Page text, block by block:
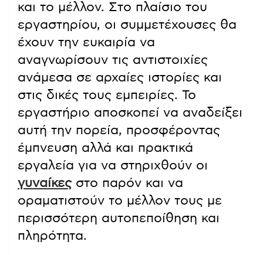
και το μέλλον. Στο πλαίσιο του
εργαστηρίου, οι συμμετέχουσες θα
έχουν την ευκαιρία να
αναγνωρίσουν τις αντιστοιχίες
ανάμεσα σε αρχαίες ιστορίες και
στις δικές τους εμπειρίες. Το
εργαστήριο αποσκοπεί να αναδείξει
αυτή την πορεία, προσφέροντας
έμπνευση αλλά και πρακτικά
εργαλεία για να στηριχθούν οι
γυναίκεςστο παρόν και να
οραματιστούν το μέλλον τους με
περισσότερη αυτοπεποίθηση και
πληρότητα.